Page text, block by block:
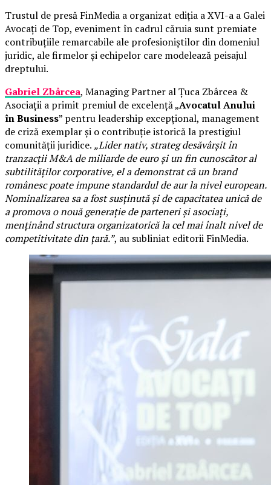
Trustul de presă FinMedia a organizat ediția a XVI-a a Galei
Avocați de Top, eveniment în cadrul căruia sunt premiate
contribuțiile remarcabile ale profesioniștilor din domeniul
juridic, ale firmelor și echipelor care modelează peisajul
dreptului.
Gabriel Zbârcea, Managing Partner al Țuca Zbârcea &
Asociații a primit premiul de excelență „Avocatul Anului
în Business” pentru leadership excepțional, management
de criză exemplar și o contribuție istorică la prestigiul
comunității juridice. „Lider nativ, strateg desăvârșit în
tranzacții M&A de miliarde de euro și un fin cunoscător al
subtilităților corporative, el a demonstrat că un brand
românesc poate impune standardul de aur la nivel european.
Nominalizarea sa a fost susținută și de capacitatea unică de
a promova o nouă generație de parteneri și asociați,
menținând structura organizatorică la cel mai înalt nivel de
competitivitate din țară.”, au subliniat editorii FinMedia.